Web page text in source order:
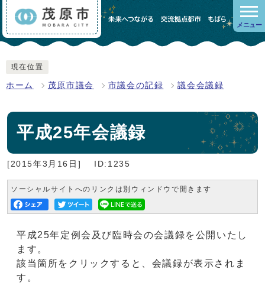
メニュー
現在位置
ホーム 茂原市議会 市議会の記録 議会会議録
平成25年会議録
[2015年3月16日] ID:1235
ソーシャルサイトへのリンクは別ウィンドウで開きます
平成25年定例会及び臨時会の会議録を公開いたし
ます。
該当箇所をクリックすると、会議録が表示されま
す。